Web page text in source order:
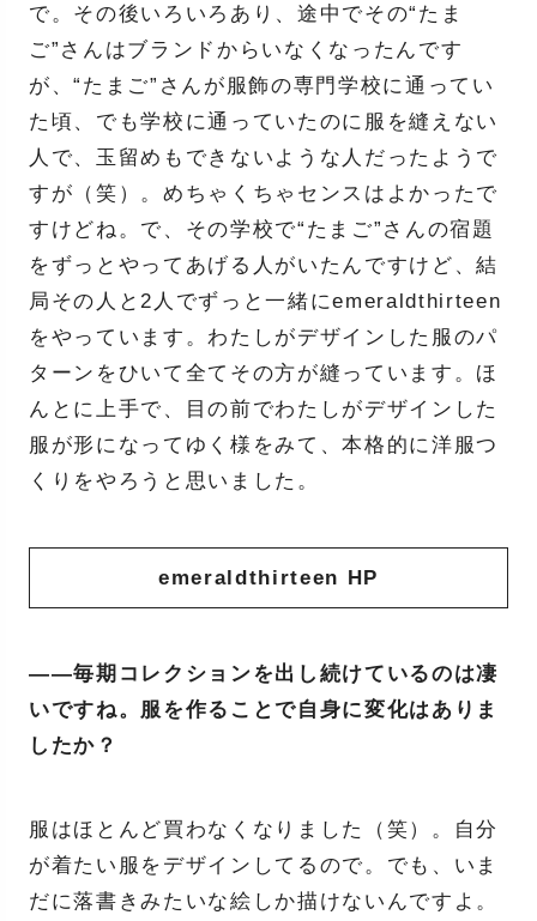
で。その後いろいろあり、途中でその“たま
ご”さんはブランドからいなくなったんです
が、“たまご”さんが服飾の専門学校に通ってい
た頃、でも学校に通っていたのに服を縫えない
人で、玉留めもできないような人だったようで
すが（笑）。めちゃくちゃセンスはよかったで
すけどね。で、その学校で“たまご”さんの宿題
をずっとやってあげる人がいたんですけど、結
局その人と2人でずっと一緒にemeraldthirteen
をやっています。わたしがデザインした服のパ
ターンをひいて全てその方が縫っています。ほ
んとに上手で、目の前でわたしがデザインした
服が形になってゆく様をみて、本格的に洋服つ
くりをやろうと思いました。
emeraldthirteen HP
——毎期コレクションを出し続けているのは凄
いですね。服を作ることで自身に変化はありま
したか？
服はほとんど買わなくなりました（笑）。自分
が着たい服をデザインしてるので。でも、いま
だに落書きみたいな絵しか描けないんですよ。